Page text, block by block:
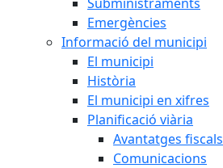
Emergències
Informació del municipi
El municipi
Història
El municipi en xifres
Planificació viària
Avantatges fiscals
Comunicacions